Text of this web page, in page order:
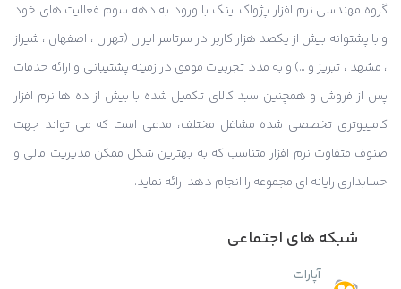
گروه مهندسی نرم افزار پژواک اینک با ورود به دهه سوم فعالیت های خود
و با پشتوانه بیش از یکصد هزار کاربر در سرتاسر ایران (تهران ، اصفهان ، شیراز
، مشهد ، تبریز و …) و به مدد تجربیات موفق در زمینه پشتیبانی و ارائه خدمات
پس از فروش و همچنین سبد کالای تکمیل شده با بیش از ده ها نرم افزار
کامپیوتری تخصصی شده مشاغل مختلف، مدعی است که می تواند جهت
صنوف متفاوت نرم افزار متناسب که به بهترین شکل ممکن مدیریت مالی و
حسابداری رایانه ای مجموعه را انجام دهد ارائه نماید.
شبکه های اجتماعی
آپارات